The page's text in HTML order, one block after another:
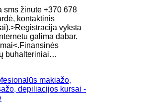
sms žinute +370 678
kontaktinis
vyksta
galima dabar.
buhalteriniai…
makiažo,
depiliacijos kursai -